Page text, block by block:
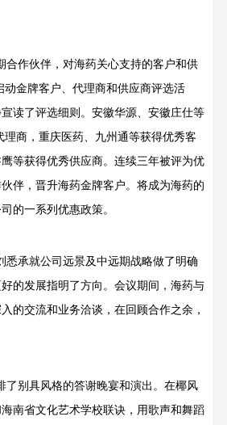
作伙伴，对海药关心支持的客户和供
动金牌客户、代理商和供应商评选活
读了评选细则。安徽华源、安徽庄仕等
商，重庆医药、九州通等获得优秀客
等获得优秀供应商。连续三年被评为优
伴，晋升海药金牌客户。将成为海药的
的一系列优惠政策。
承就公司远景及中远期战略做了明确
的发展指明了方向。会议期间，海药与
的交流和业务洽谈，在回顾合作之余，
别具风格的答谢晚宴和演出。在椰风
南省文化艺术学校联诀，用歌声和舞蹈